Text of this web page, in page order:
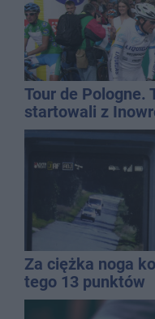
Tour de Pologne.
startowali z
Za ciężka noga
tego 13 punktów